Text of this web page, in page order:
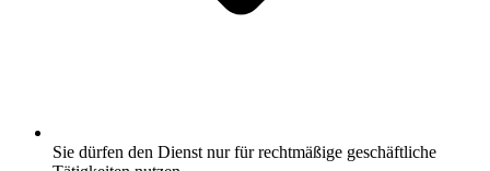
Sie dürfen den Dienst nur für rechtmäßige geschäftliche